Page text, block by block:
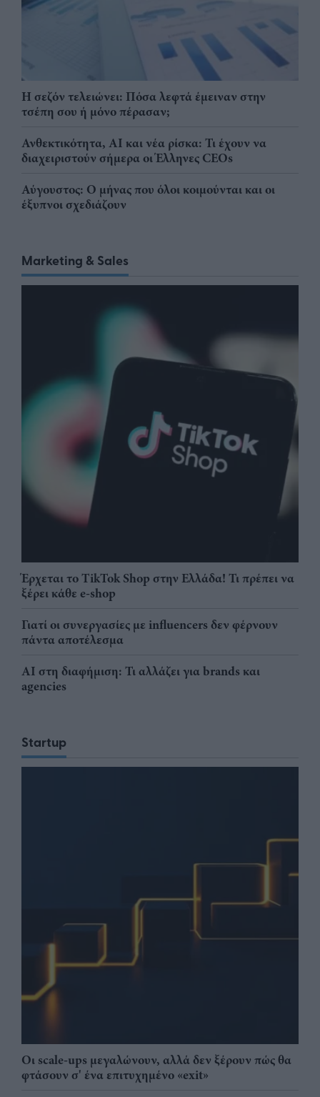
Η σεζόν τελειώνει: Πόσα λεφτά έμειναν στην
τσέπη σου ή μόνο πέρασαν;
Ανθεκτικότητα, AI και νέα ρίσκα: Τι έχουν να
διαχειριστούν σήμερα οι Έλληνες CEOs
Αύγουστος: Ο μήνας που όλοι κοιμούνται και οι
έξυπνοι σχεδιάζουν
Marketing & Sales
Έρχεται το TikTok Shop στην Ελλάδα! Τι πρέπει να
ξέρει κάθε e-shop
Γιατί οι συνεργασίες με influencers δεν φέρνουν
πάντα αποτέλεσμα
AI στη διαφήμιση: Τι αλλάζει για brands και
agencies
Startup
Οι scale-ups μεγαλώνουν, αλλά δεν ξέρουν πώς θα
φτάσουν σ' ένα επιτυχημένο «exit»